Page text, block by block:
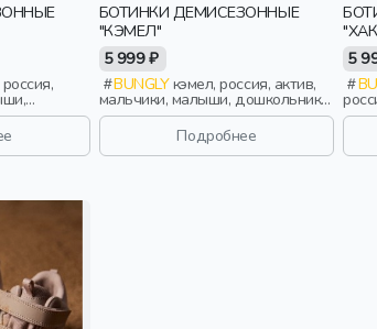
БОТИНКИ ДЕМИСЕЗОННЫЕ
"КЭМЕЛ"
5 999 ₽
BUNGLYкэмел, россия, актив,
мальчики, малыши, дошкольники,
дети
Подробнее
5